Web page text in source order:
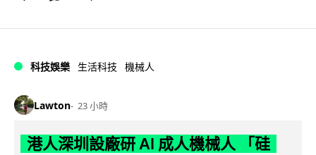
科技娛樂 生活科技 機械人
Lawton 23 小時
港人深圳設廠研 AI 成人機械人 「硅